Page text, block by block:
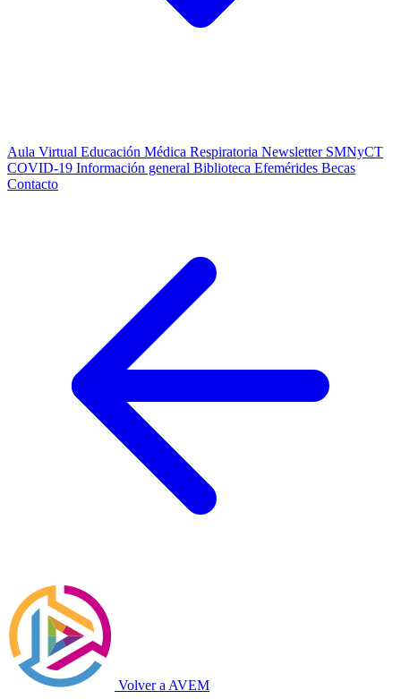
Aula Virtual Educación Médica Respiratoria Newsletter SMNyCT
COVID-19 Información general Biblioteca Efemérides Becas
Contacto
Volver a AVEM